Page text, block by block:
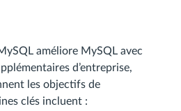
améliore MySQL avec
d’entreprise,
les objectifs de
clés incluent :